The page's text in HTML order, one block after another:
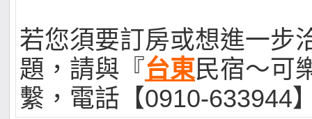
若您須要訂房或想進一步
題，請與『台東民宿～可
繫，電話【0910-633944